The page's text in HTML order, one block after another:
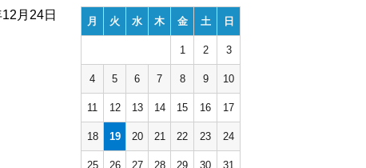
月24日 月 火 水 木 金 土 日
1 2 3
4 5 6 7 8 9 10
11 12 13 14 15 16 17
18 19 20 21 22 23 24
25 26 27 28 29 30
31